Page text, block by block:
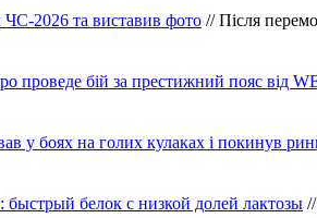
ЧС-2026 та виставив фото // Після
проведе бій за престижний пояс від
у боях на голих кулаках і покинув
белок с низкой долей лактозы